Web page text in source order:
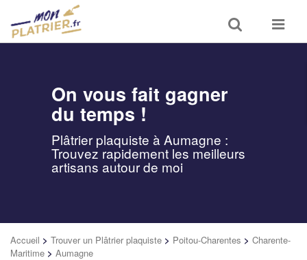
Toggle
search
Toggle
On vous fait gagner
du temps !
Plâtrier plaquiste à Aumagne :
Trouvez rapidement les meilleurs
artisans autour de moi
Accueil > Trouver un Plâtrier plaquiste > Poitou-Charentes > Charente-
Maritime > Aumagne